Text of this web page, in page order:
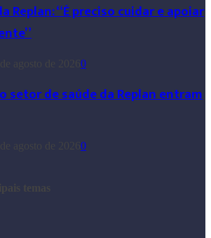
Replan: “É preciso cuidar e apoiar
0
setor de saúde da Replan entram
0
temas